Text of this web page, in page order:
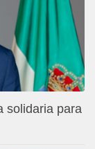
solidaria para